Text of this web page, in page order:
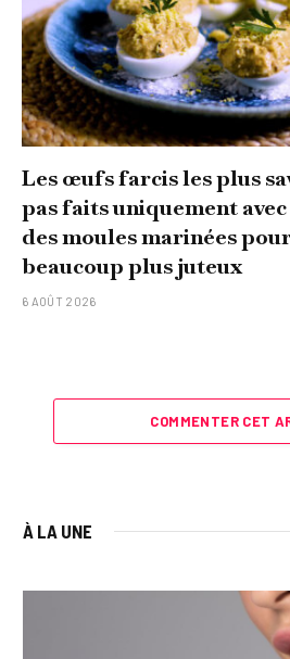
Les œufs farcis les plus
pas faits uniquement
des moules marinées
beaucoup plus juteux
6 AOÛT 2026
COMMENTER CET
À LA UNE